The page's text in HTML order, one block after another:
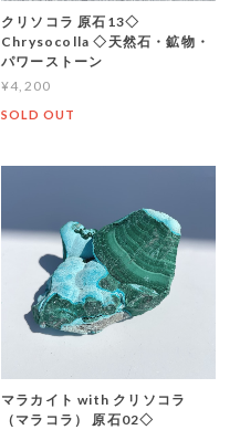
クリソコラ 原石13◇
Chrysocolla ◇天然石・鉱物・
パワーストーン
¥4,200
SOLD OUT
マラカイト with クリソコラ
（マラコラ） 原石02◇